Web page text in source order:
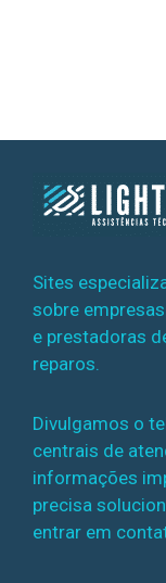
Sites
sobre
e prestadoras
reparos.
Divulgamos o
centrais de
informações
precisa
entrar em